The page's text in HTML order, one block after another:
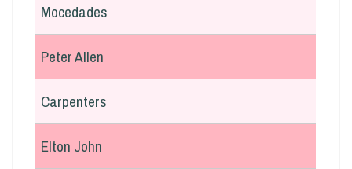
Mocedades
Peter Allen
Carpenters
Elton John